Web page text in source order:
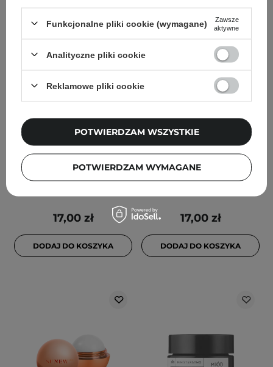
SunewMed+ - Pear Kiss -
Ust - 13g
17,00 zł
DODAJ DO KOSZYKA
SunewMed+ - His Kiss -
Ust - 13g
17,00 zł
DODAJ DO KOSZYKA
Funkcjonalne pliki cookie (wymagane)
Zawsze
aktywne
Analityczne pliki cookie
Reklamowe pliki cookie
POTWIERDZAM WYMAGANE
POTWIERDZAM WSZYSTKIE